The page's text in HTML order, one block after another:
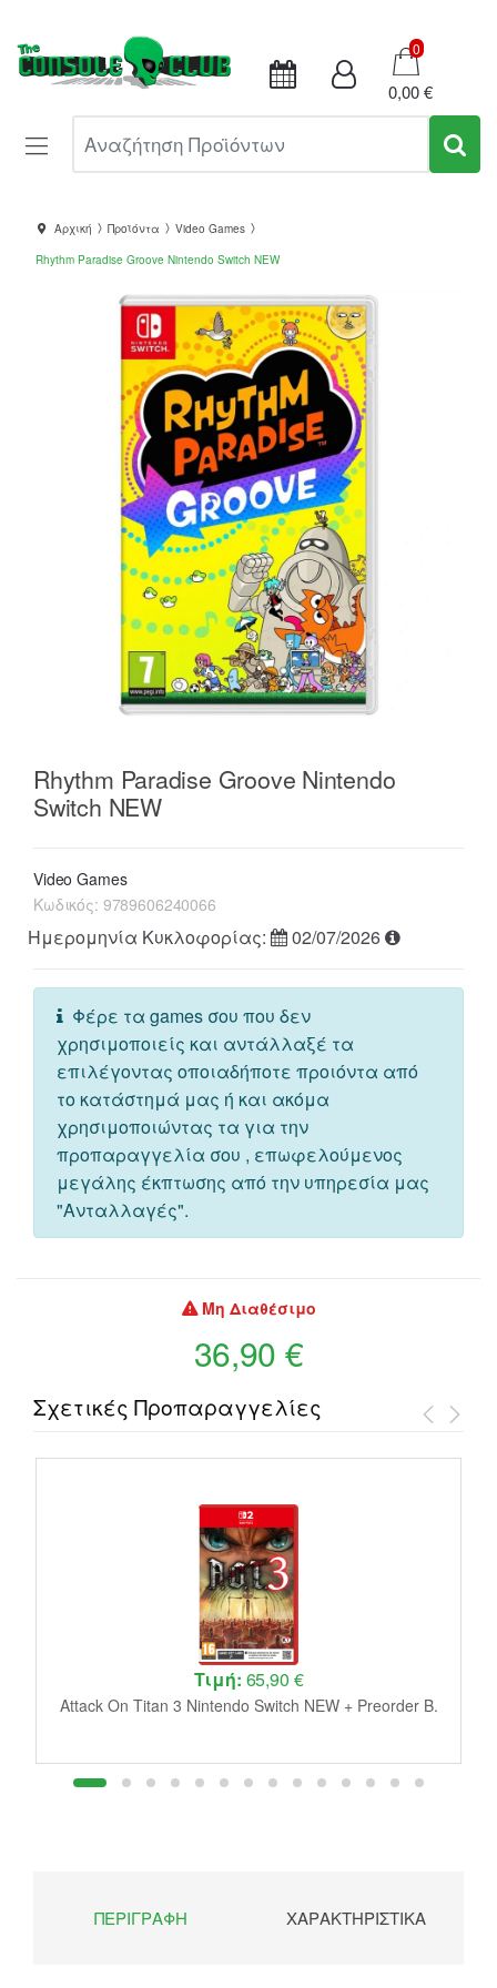
Καλάθι
0
0,00 €
Αρχική Προϊόντα
Video Games
Rhythm Paradise Groove Nintendo Switch NEW
Rhythm Paradise Groove Nintendo
Switch NEW
Video Games
Κωδικός: 9789606240066
Ημερομηνία Κυκλοφορίας: 02/07/2026
Φέρε τα games σου που δεν
χρησιμοποιείς και αντάλλαξέ τα
επιλέγοντας οποιαδήποτε προιόντα από
το κατάστημά μας ή και ακόμα
χρησιμοποιώντας τα για την
προπαραγγελία σου , επωφελούμενος
μεγάλης έκπτωσης από την υπηρεσία μας
"Ανταλλαγές".
Μη Διαθέσιμο
36,90 €
Σχετικές Προπαραγγελίες
Τιμή: 65,90 €
Attack On Titan 3 Nintendo Switch NEW + Preorder B.
ΠΕΡΙΓΡΑΦΉ ΧΑΡΑΚΤΗΡΙΣΤΙΚΆ